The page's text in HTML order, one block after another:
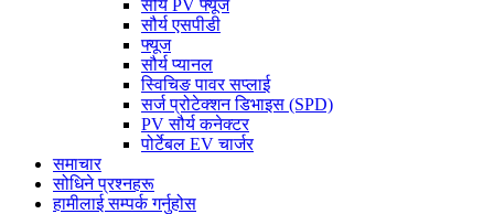
सौर्य PV फ्यूज
सौर्य एसपीडी
फ्यूज
सौर्य प्यानल
स्विचिङ पावर सप्लाई
सर्ज प्रोटेक्शन डिभाइस (SPD)
PV सौर्य कनेक्टर
पोर्टेबल EV चार्जर
समाचार
सोधिने प्रश्नहरू
हामीलाई सम्पर्क गर्नुहोस